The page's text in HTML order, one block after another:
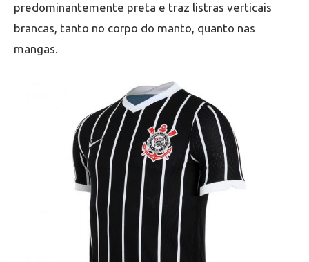
predominantemente preta e traz listras verticais
brancas, tanto no corpo do manto, quanto nas
mangas.